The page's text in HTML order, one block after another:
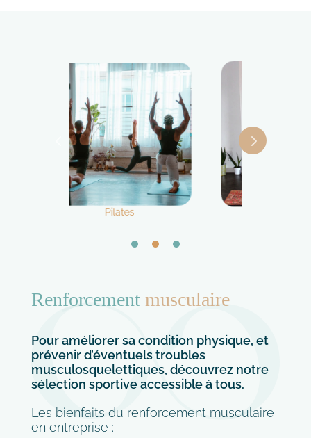
Renforcement musculaire
Pour améliorer sa condition physique, et
prévenir d’éventuels troubles
musculosquelettiques, découvrez notre
sélection sportive accessible à tous.
Les bienfaits du renforcement musculaire
en entreprise :